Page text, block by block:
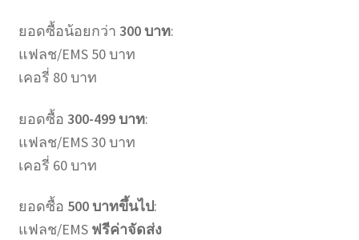
ยอดซื้อน้อยกว่า 300 บาท:
แฟลช/EMS 50 บาท
เคอรี่ 80 บาท
ยอดซื้อ 300-499 บาท:
แฟลช/EMS 30 บาท
เคอรี่ 60 บาท
ยอดซื้อ 500 บาทขึ้นไป:
แฟลช/EMS ฟรีค่าจัดส่ง